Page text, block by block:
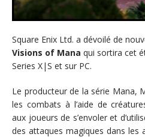
Square Enix Ltd. a dévoilé de
Visions of Mana qui sortira cet
Series X|S et sur PC.
Le producteur de la série Mana,
les combats à l’aide de
aux joueurs de s’envoler et
des attaques magiques dans les